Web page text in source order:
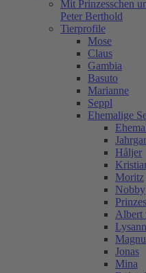
Mit Prinzesschen
Peter Berthold
Tierprofile
Mose
Claus
Gambia
Basuto
Marianne
Seppl
Ehemalige
Håljer
Moritz
Nobby
Albert
Jonas
Mina